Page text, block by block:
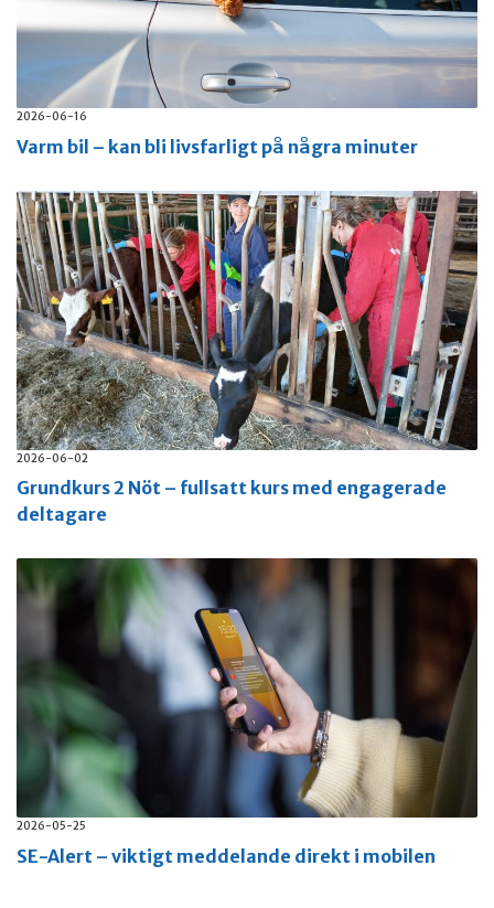
2026-06-16
Varm bil – kan bli livsfarligt på några minuter
2026-06-02
Grundkurs 2 Nöt – fullsatt kurs med engagerade
deltagare
2026-05-25
SE-Alert – viktigt meddelande direkt i mobilen